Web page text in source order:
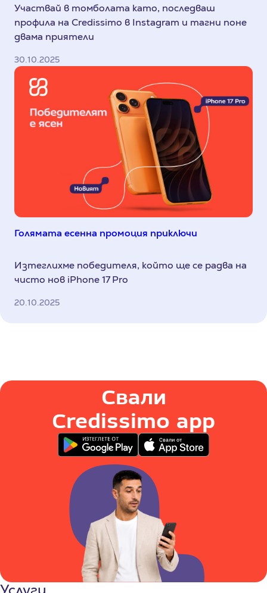
Участвай в томболата като, последваш
профила на Credissimo в Instagram и тагни поне
двама приятели
30.10.2025
Голямата есенна промоция приключи
Изтеглихме победителя, който ще се радва на
чисто нов iPhone 17 Pro
20.10.2025
Свали
Credissimo app